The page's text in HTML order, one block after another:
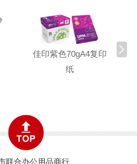
佳印紫色70gA4复印
纸
联合办公用品商行